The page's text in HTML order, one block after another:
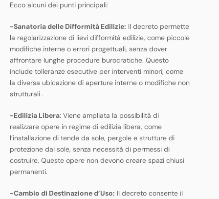
Ecco alcuni dei punti principali:
-Sanatoria delle Difformità Edilizie: Il decreto permette
la regolarizzazione di lievi difformità edilizie, come piccole
modifiche interne o errori progettuali, senza dover
affrontare lunghe procedure burocratiche. Questo
include tolleranze esecutive per interventi minori, come
la diversa ubicazione di aperture interne o modifiche non
strutturali​ ​.
-Edilizia Libera: Viene ampliata la possibilità di
realizzare opere in regime di edilizia libera, come
l’installazione di tende da sole, pergole e strutture di
protezione dal sole, senza necessità di permessi di
costruire. Queste opere non devono creare spazi chiusi
permanenti.
-Cambio di Destinazione d’Uso: Il decreto consente il